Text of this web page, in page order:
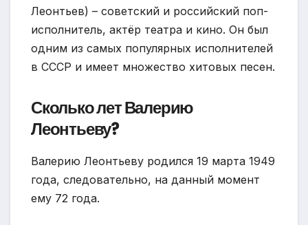
Леонтьев) – советский и российский поп-
исполнитель, актёр театра и кино. Он был
одним из самых популярных исполнителей
в СССР и имеет множество хитовых песен.
Сколько лет Валерию
Леонтьеву?
Валерию Леонтьеву родился 19 марта 1949
года, следовательно, на данный момент
ему 72 года.